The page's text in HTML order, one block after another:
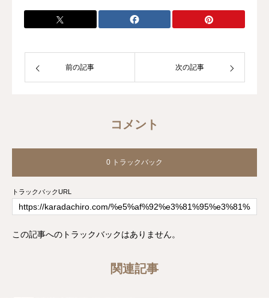
らしいカラダの作りかた〜』を提供して
おります。
前の記事 次の記事
コメント
0 トラックバック
トラックバックURL
この記事へのトラックバックはありません。
関連記事